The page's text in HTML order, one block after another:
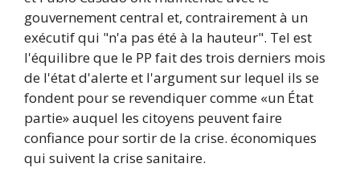
gouvernement central et, contrairement à un
exécutif qui "n'a pas été à la hauteur". Tel est
l'équilibre que le PP fait des trois derniers mois
de l'état d'alerte et l'argument sur lequel ils se
fondent pour se revendiquer comme «un État
partie» auquel les citoyens peuvent faire
confiance pour sortir de la crise. économiques
qui suivent la crise sanitaire.